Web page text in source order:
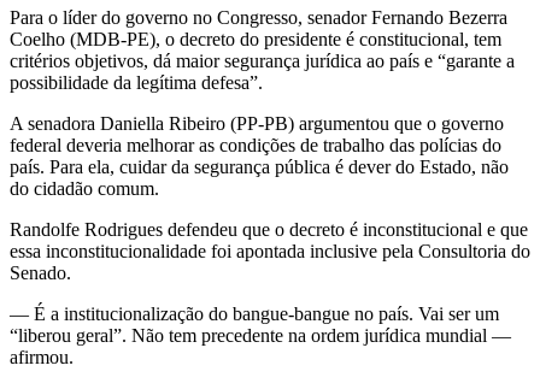
Para o líder do governo no Congresso, senador Fernando Bezerra
Coelho (MDB-PE), o decreto do presidente é constitucional, tem
critérios objetivos, dá maior segurança jurídica ao país e “garante a
possibilidade da legítima defesa”.
A senadora Daniella Ribeiro (PP-PB) argumentou que o governo
federal deveria melhorar as condições de trabalho das polícias do
país. Para ela, cuidar da segurança pública é dever do Estado, não
do cidadão comum.
Randolfe Rodrigues defendeu que o decreto é inconstitucional e que
essa inconstitucionalidade foi apontada inclusive pela Consultoria do
Senado.
— É a institucionalização do bangue-bangue no país. Vai ser um
“liberou geral”. Não tem precedente na ordem jurídica mundial —
afirmou.